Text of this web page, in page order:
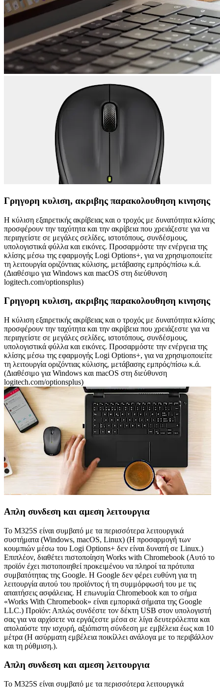
Γρηγορη κυλιση, ακριβης παρακολουθηση κινησης
Η κύλιση εξαιρετικής ακρίβειας και ο τροχός με δυνατότητα κλίσης
προσφέρουν την ταχύτητα και την ακρίβεια που χρειάζεστε για να
περιηγείστε σε μεγάλες σελίδες, ιστοτόπους, συνδέσμους,
υπολογιστικά φύλλα και εικόνες. Προσαρμόστε την ενέργεια της
κλίσης μέσω της εφαρμογής Logi Options+, για να χρησιμοποιείτε
τη λειτουργία οριζόντιας κύλισης, μετάβασης εμπρός/πίσω κ.ά.
(Διαθέσιμο για Windows και macOS στη διεύθυνση
logitech.com/optionsplus)
Γρηγορη κυλιση, ακριβης παρακολουθηση κινησης
Η κύλιση εξαιρετικής ακρίβειας και ο τροχός με δυνατότητα κλίσης
προσφέρουν την ταχύτητα και την ακρίβεια που χρειάζεστε για να
περιηγείστε σε μεγάλες σελίδες, ιστοτόπους, συνδέσμους,
υπολογιστικά φύλλα και εικόνες. Προσαρμόστε την ενέργεια της
κλίσης μέσω της εφαρμογής Logi Options+, για να χρησιμοποιείτε
τη λειτουργία οριζόντιας κύλισης, μετάβασης εμπρός/πίσω κ.ά.
(Διαθέσιμο για Windows και macOS στη διεύθυνση
logitech.com/optionsplus)
Απλη συνδεση και αμεση λειτουργια
Το M325S είναι συμβατό με τα περισσότερα λειτουργικά
συστήματα (Windows, macOS, Linux) (Η προσαρμογή των
κουμπιών μέσω του Logi Options+ δεν είναι δυνατή σε Linux.)
Επιπλέον, διαθέτει πιστοποίηση Works with Chromebook (Αυτό το
προϊόν έχει πιστοποιηθεί προκειμένου να πληροί τα πρότυπα
συμβατότητας της Google. Η Google δεν φέρει ευθύνη για τη
λειτουργία αυτού του προϊόντος ή τη συμμόρφωσή του με τις
απαιτήσεις ασφάλειας. Η επωνυμία Chromebook και το σήμα
«Works With Chromebook» είναι εμπορικά σήματα της Google
LLC.) Προϊόν: Απλώς συνδέστε τον δέκτη USB στον υπολογιστή
σας για να αρχίσετε να εργάζεστε μέσα σε λίγα δευτερόλεπτα και
απολαύστε την ισχυρή, αξιόπιστη σύνδεση με εμβέλεια έως και 10
μέτρα (Η ασύρματη εμβέλεια ποικίλλει ανάλογα με το περιβάλλον
και τη ρύθμιση.).
Απλη συνδεση και αμεση λειτουργια
Το M325S είναι συμβατό με τα περισσότερα λειτουργικά